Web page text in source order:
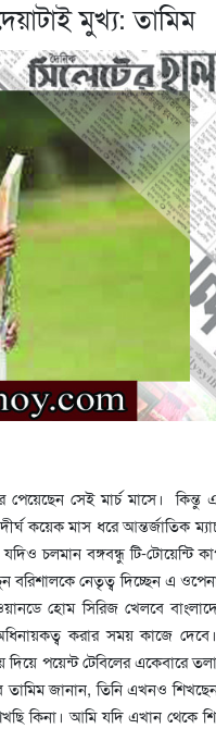
মুখ্য: তামিম
সেই মার্চ মাসে। কিন্তু
কয়েক মাস ধরে আন্তর্জাতিক
চলমান বঙ্গবন্ধু টি-টোয়েন্টি
বরিশালকে নেতৃত্ব দিচ্ছেন এ
হোম সিরিজ খেলবে
করার সময় কাজে
দিয়ে পয়েন্ট টেবিলের একেবারে
জানান, তিনি এখনও
কিনা। আমি যদি এখান থেকে